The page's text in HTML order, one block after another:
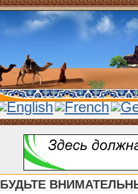
БУДЬТЕ